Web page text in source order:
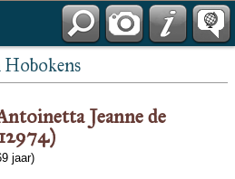
Hobokens
Jeanne de
jaar)